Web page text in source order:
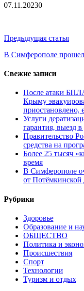
07.11.20230
Навигация
по
Предыдущая статья
В Симферополе
Свежие записи
После атаки
Крыму
приостановлено,
Услуги
гарантия, выезд
Правительство
средства на
Более 25 тысяч
время
В Симферополе
от Потёмкинской
Рубрики
Здоровье
Образование и
ОБЩЕСТВО
Политика и
Происшествия
Спорт
Технологии
Туризм и отдых